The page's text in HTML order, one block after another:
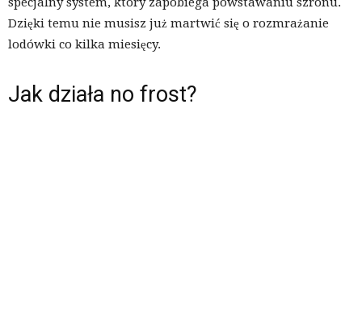
Dzięki temu nie musisz już martwić się o rozmrażanie
lodówki co kilka miesięcy.
Jak działa no frost?